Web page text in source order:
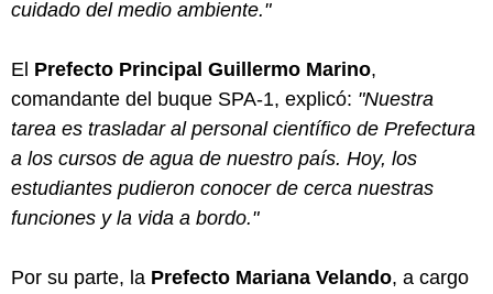
cuidado del medio ambiente."
El Prefecto Principal Guillermo Marino,
comandante del buque SPA-1, explicó: "Nuestra
tarea es trasladar al personal científico de Prefectura
a los cursos de agua de nuestro país. Hoy, los
estudiantes pudieron conocer de cerca nuestras
funciones y la vida a bordo."
Por su parte, la Prefecto Mariana Velando, a cargo